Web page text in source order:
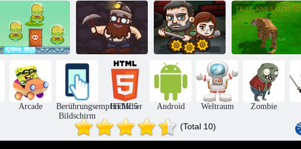
Adam und Eva 2
Schnecke Bob 7:
Fantasy -
Geschichte
Geldmessgeräte
2
Transmorpher 3
Cowboys vs
Martians
Goldmine
Die letzten
Überlebenden
Tiger Simulator
3d
Arcade
Berührungsempfindlicher
Bildschirm
HTML5 Android Weltraum Zombie
(Total 10)